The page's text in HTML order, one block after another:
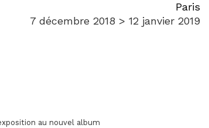
Paris
7 décembre 2018 > 12 janvier 2019
au nouvel album